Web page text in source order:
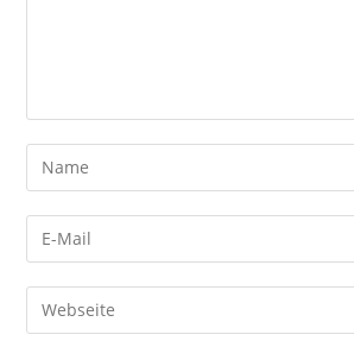
Gib
deinen
Namen
oder
zum
Kommentieren
Gib
deine
E-
Mail-
Gib
deine